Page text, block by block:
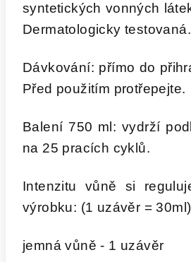
syntetických vonných
Dermatologicky testovaná.
Dávkování: přímo do
Před použitím protřepejte.
Balení 750 ml: vydrží
na 25 pracích cyklů.
Intenzitu vůně si
výrobku: (1 uzávěr = 30ml)
jemná vůně - 1 uzávěr